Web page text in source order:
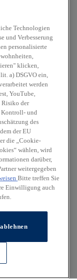
Technologien
und Verbesserung
personalisierte
klicken,
a) DSGVO ein,
werden
YouTube,
Risiko der
Kontroll- und
des
der EU
die „Cookie-
wählen, wird
darüber,
weitergegeben
Bitte treffen Sie
Einwilligung auch